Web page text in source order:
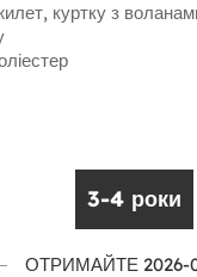
куртку з
3-4 роки
ОТРИМАЙТЕ 2026-